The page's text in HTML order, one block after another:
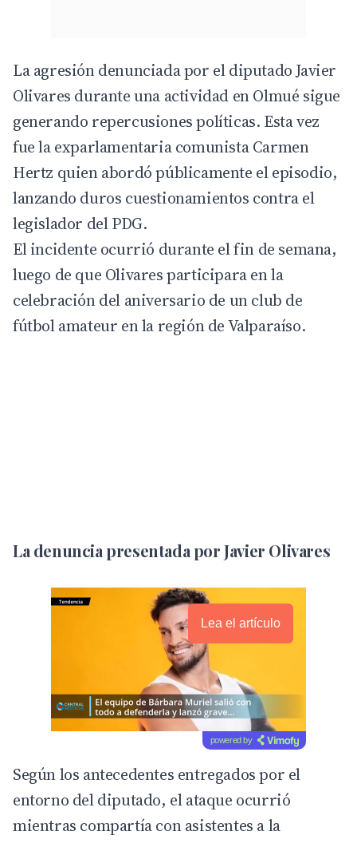
La agresión denunciada por el diputado Javier
Olivares durante una actividad en Olmué sigue
generando repercusiones políticas. Esta vez
fue la exparlamentaria comunista Carmen
Hertz quien abordó públicamente el episodio,
lanzando duros cuestionamientos contra el
legislador del PDG.
El incidente ocurrió durante el fin de semana,
luego de que Olivares participara en la
celebración del aniversario de un club de
fútbol amateur en la región de Valparaíso.
La denuncia presentada por Javier Olivares
Lea el artículo
powered by
Según los antecedentes entregados por el
entorno del diputado, el ataque ocurrió
mientras compartía con asistentes a la